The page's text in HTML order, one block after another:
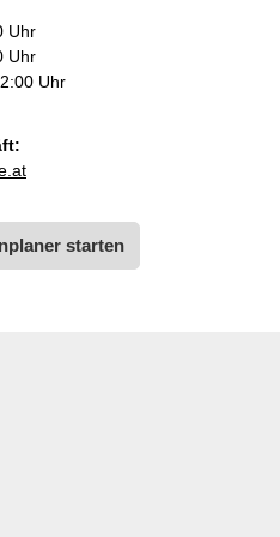
Uhr
Uhr
Uhr
starten